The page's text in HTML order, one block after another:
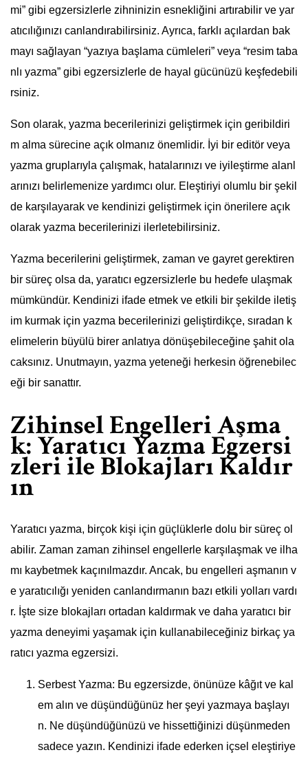
mi” gibi egzersizlerle zihninizin esnekliğini artırabilir ve yar
atıcılığınızı canlandırabilirsiniz. Ayrıca, farklı açılardan bak
mayı sağlayan “yazıya başlama cümleleri” veya “resim taba
nlı yazma” gibi egzersizlerle de hayal gücünüzü keşfedebili
rsiniz.
Son olarak, yazma becerilerinizi geliştirmek için geribildiri
m alma sürecine açık olmanız önemlidir. İyi bir editör veya
yazma gruplarıyla çalışmak, hatalarınızı ve iyileştirme alanl
arınızı belirlemenize yardımcı olur. Eleştiriyi olumlu bir şekil
de karşılayarak ve kendinizi geliştirmek için önerilere açık
olarak yazma becerilerinizi ilerletebilirsiniz.
Yazma becerilerini geliştirmek, zaman ve gayret gerektiren
bir süreç olsa da, yaratıcı egzersizlerle bu hedefe ulaşmak
mümkündür. Kendinizi ifade etmek ve etkili bir şekilde iletiş
im kurmak için yazma becerilerinizi geliştirdikçe, sıradan k
elimelerin büyülü birer anlatıya dönüşebileceğine şahit ola
caksınız. Unutmayın, yazma yeteneği herkesin öğrenebilec
eği bir sanattır.
Zihinsel Engelleri Aşma
k: Yaratıcı Yazma Egzersi
zleri ile Blokajları Kaldır
ın
Yaratıcı yazma, birçok kişi için güçlüklerle dolu bir süreç ol
abilir. Zaman zaman zihinsel engellerle karşılaşmak ve ilha
mı kaybetmek kaçınılmazdır. Ancak, bu engelleri aşmanın v
e yaratıcılığı yeniden canlandırmanın bazı etkili yolları vardı
r. İşte size blokajları ortadan kaldırmak ve daha yaratıcı bir
yazma deneyimi yaşamak için kullanabileceğiniz birkaç ya
ratıcı yazma egzersizi.
Serbest Yazma: Bu egzersizde, önünüze kâğıt ve kal
em alın ve düşündüğünüz her şeyi yazmaya başlayı
n. Ne düşündüğünüzü ve hissettiğinizi düşünmeden
sadece yazın. Kendinizi ifade ederken içsel eleştiriye